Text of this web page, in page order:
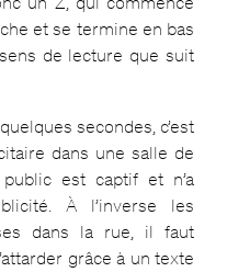
et se termine en bas
de lecture que suit
secondes, c’est
dans une salle de
est captif et n’a
À l’inverse les
dans la rue, il faut
grâce à un texte